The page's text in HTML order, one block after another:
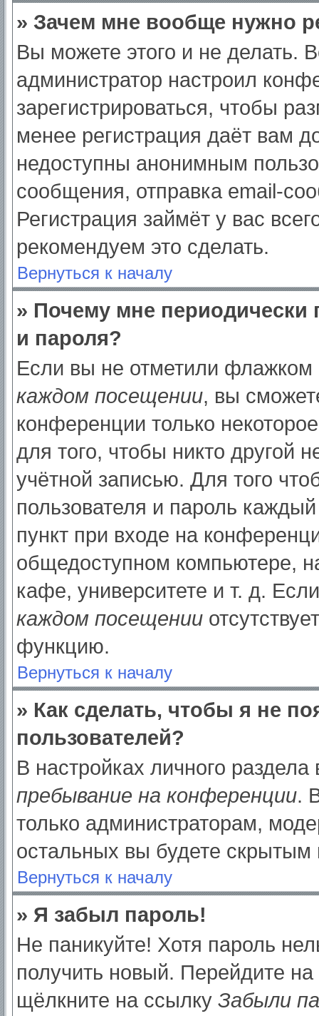
» Зачем мне вообще нужно
Вы можете этого и не делать.
администратор настроил
зарегистрироваться, чтобы
менее регистрация даёт вам
недоступны анонимным
сообщения, отправка email-
Регистрация займёт у вас
рекомендуем это сделать.
Вернуться к началу
» Почему мне периодически
и пароля?
Если вы не отметили флажком
каждом посещении, вы
конференции только
для того, чтобы никто другой
учётной записью. Для того
пользователя и пароль
пункт при входе на
общедоступном компьютере,
кафе, университете и т. д.
каждом посещении
функцию.
Вернуться к началу
» Как сделать, чтобы я не
пользователей?
В настройках личного
пребывание на конференции.
только администраторам,
остальных вы будете скрытым
Вернуться к началу
» Я забыл пароль!
Не паникуйте! Хотя пароль
получить новый. Перейдите
щёлкните на ссылку Забыли